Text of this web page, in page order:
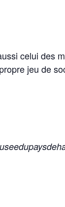
celui des
jeu de